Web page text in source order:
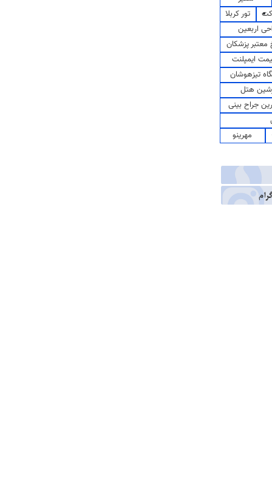
تور کربلا
اربعین
پزشکان
ایمپلنت
تیزهوشان
هتل
جراح بینی
مهرینو